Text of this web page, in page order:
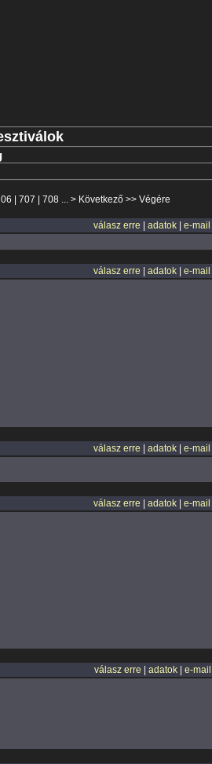
707 708 ... > Következő >> Végére
válasz erre adatok| e-mail
válasz erre adatok| e-mail
válasz erre adatok| e-mail
válasz erre adatok| e-mail
válasz erre adatok| e-mail